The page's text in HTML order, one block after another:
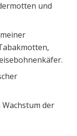
und
der